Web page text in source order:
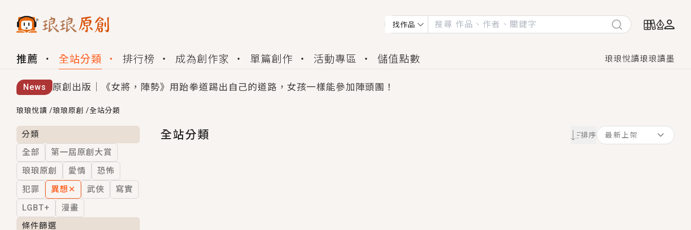
找作品
推薦 全站分類 排行榜 成為創作家 單篇創作 活動專區 儲值點數 琅琅悅讀琅琅讀墨
News 原創出版｜《女將，陣勢》用跆拳道踢出自己的道路，女孩一樣能參加陣頭團！
創,作家招募｜華文小說創作首選！有機會獲得豐富廣宣資源、專屬服務與獨享福利！
小編心動書單｜《離婚你提的，二婚嫁大佬，你哭什麼？》追妻火葬場！前夫失憶移情別戀，她頭也不回找新歡，他居然還後悔了？
GL｜《夏日與檸檬與重疊世界》炎熱的夏日、檸檬的香氣、互相愛慕的兩位少女，今夏最推純愛GL漫畫！
BL｜《費洛蒙中毒》救命！特殊費洛蒙體質世界觀，無法抗拒的吸引力，已中毒Σ>―(〃°ω°〃)♡→
OMG你嚇到我了｜《陰陽鬼店》上班族買了房子模型，但現實中買下的竟是屬於他的停屍櫃？！
言情｜《國語推行員》每個人心中都有一個連自己也無法改變的永恆， 他的一生將不由自主追逐著她……
琅琅悅讀 /琅琅原創 /全站分類
分類
全部
第一屆原創大賞
琅琅原創
愛情
恐怖
犯罪
異想 ✕ 武俠
寫實
LGBT+
漫畫
條件篩選
全站分類 排序 最新上架